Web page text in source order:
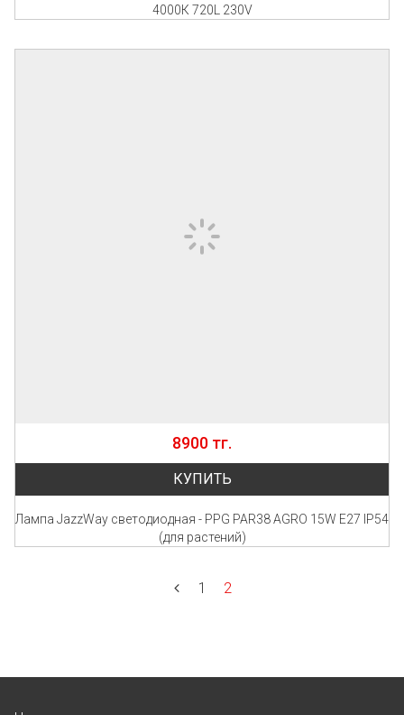
4000К 720L 230V
8900 тг.
КУПИТЬ
Лампа JazzWay светодиодная - PPG PAR38 AGRO 15W Е27 IP54
(для растений)
1 2